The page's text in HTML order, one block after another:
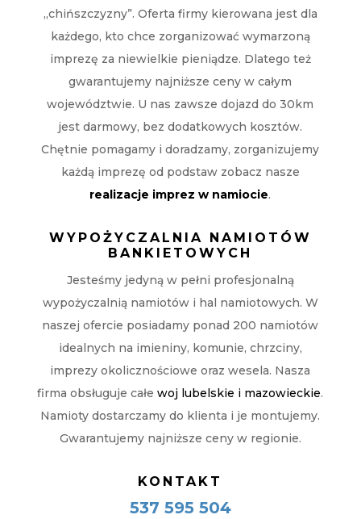
„chińszczyzny”. Oferta firmy kierowana jest dla
każdego, kto chce zorganizować wymarzoną
imprezę za niewielkie pieniądze. Dlatego też
gwarantujemy najniższe ceny w całym
województwie. U nas zawsze dojazd do 30km
jest darmowy, bez dodatkowych kosztów.
Chętnie pomagamy i doradzamy, zorganizujemy
każdą imprezę od podstaw zobacz nasze
realizacje imprez w namiocie.
WYPOŻYCZALNIA NAMIOTÓW
BANKIETOWYCH
Jesteśmy jedyną w pełni profesjonalną
wypożyczalnią namiotów i hal namiotowych. W
naszej ofercie posiadamy ponad 200 namiotów
idealnych na imieniny, komunie, chrzciny,
imprezy okolicznościowe oraz wesela. Nasza
firma obsługuje całewoj lubelskie i mazowieckie.
Namioty dostarczamy do klienta i je montujemy.
Gwarantujemy najniższe ceny w regionie.
KONTAKT
537 595 504